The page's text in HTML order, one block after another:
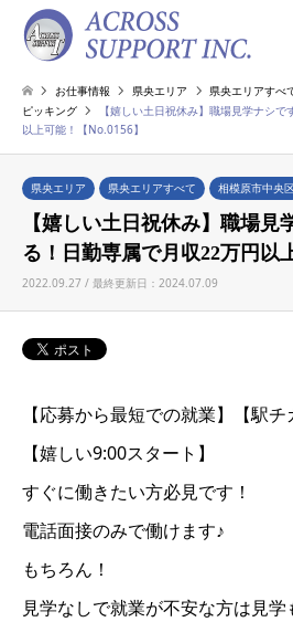
お仕事情報 県央エリア 県央エリアすべ
ピッキング
【嬉しい土日祝休み】職場見学ナシ
以上可能！【No.0156】
県央エリア 県央エリアすべて 相模原市中央
【嬉しい土日祝休み】職場見
る！日勤専属で月収22万円以
2022.09.27 / 最終更新日：2024.07.09
【応募から最短での就業】【駅チ
【嬉しい9:00スタート】
すぐに働きたい方必見です！
電話面接のみで働けます♪
もちろん！
見学なしで就業が不安な方は見学